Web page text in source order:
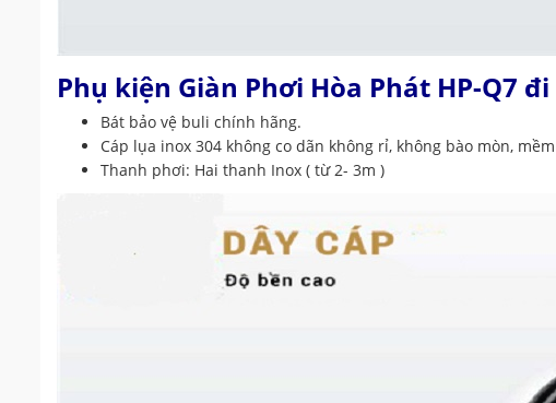
Phụ kiện Giàn Phơi Hòa Phát HP-Q7
Bát bảo vệ buli chính hãng.
Cáp lụa inox 304 không co dãn không rỉ, không bào mòn,
Thanh phơi: Hai thanh Inox ( từ 2- 3m )